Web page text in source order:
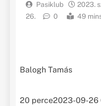
Pasiklub
2023.
26.
0 49
Balogh Tamás
20 perce2023-09-26